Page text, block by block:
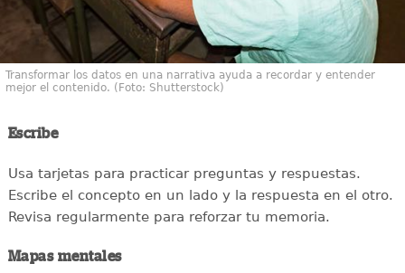
Transformar los datos en una narrativa ayuda a recordar y entender
mejor el contenido. (Foto: Shutterstock)
Escribe
Usa tarjetas para practicar preguntas y respuestas.
Escribe el concepto en un lado y la respuesta en el otro.
Revisa regularmente para reforzar tu memoria.
Mapas mentales